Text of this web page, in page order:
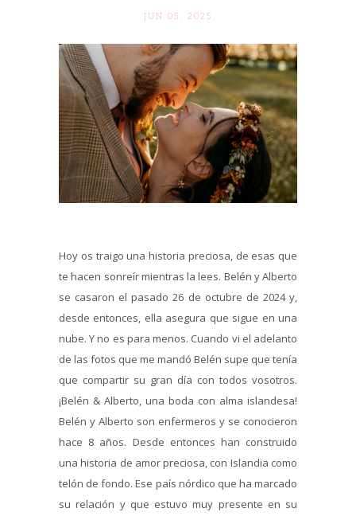
JUN 05. 2025
Hoy os traigo una historia preciosa, de esas que
te hacen sonreír mientras la lees. Belén y Alberto
se casaron el pasado 26 de octubre de 2024 y,
desde entonces, ella asegura que sigue en una
nube. Y no es para menos. Cuando vi el adelanto
de las fotos que me mandó Belén supe que tenía
que compartir su gran día con todos vosotros.
¡Belén & Alberto, una boda con alma islandesa!
Belén y Alberto son enfermeros y se conocieron
hace 8 años. Desde entonces han construido
una historia de amor preciosa, con Islandia como
telón de fondo. Ese país nórdico que ha marcado
su relación y que estuvo muy presente en su